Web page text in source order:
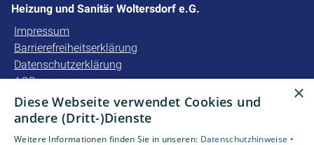
Heizung und Sanitär Woltersdorf e.G.
Impressum
Barrierefreiheitserklärung
Datenschutzerklärung
AGB
Unsere Bereiche
×
Diese Webseite verwendet Cookies und
andere (Dritt-)Dienste
Weitere Informationen finden Sie in unseren: Datenschutzhinweise •